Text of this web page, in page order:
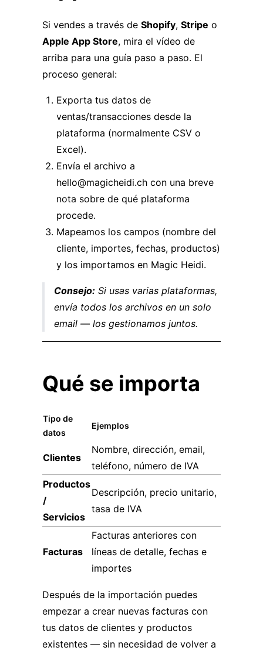
Si vendes a través de Shopify, Stripe o
Apple App Store, mira el vídeo de
arriba para una guía paso a paso. El
proceso general:
Exporta tus datos de
ventas/transacciones desde la
plataforma (normalmente CSV o
Excel).
Envía el archivo a
hello@magicheidi.ch con una breve
nota sobre de qué plataforma
procede.
Mapeamos los campos (nombre del
cliente, importes, fechas, productos)
y los importamos en Magic Heidi.
Consejo: Si usas varias plataformas,
envía todos los archivos en un solo
email — los gestionamos juntos.
Qué se importa
Tipo de
datos
Ejemplos
Clientes
Nombre, dirección, email,
teléfono, número de IVA
Productos
/
Servicios
Descripción, precio unitario,
tasa de IVA
Facturas
Facturas anteriores con
líneas de detalle, fechas e
importes
Después de la importación puedes
empezar a crear nuevas facturas con
tus datos de clientes y productos
existentes — sin necesidad de volver a